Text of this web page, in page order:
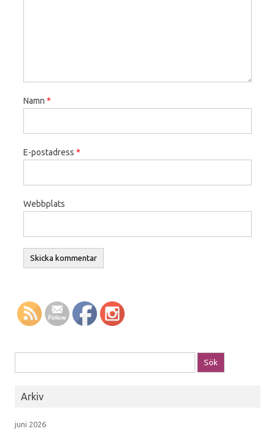
Namn *
E-postadress *
Webbplats
Arkiv
juni 2026